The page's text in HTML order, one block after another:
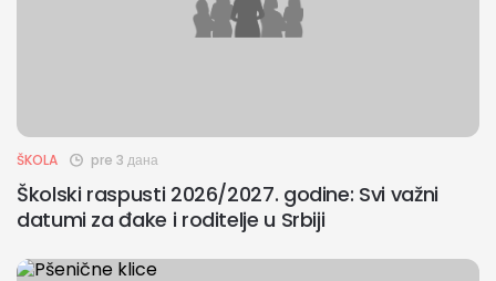
ŠKOLA pre 3 дана
Školski raspusti 2026/2027. godine: Svi važni
datumi za đake i roditelje u Srbiji